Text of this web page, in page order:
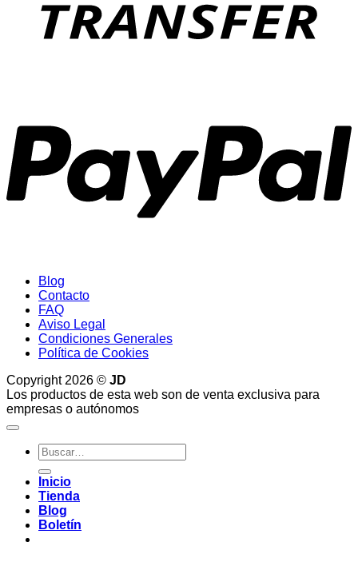
Blog
Contacto
FAQ
Aviso Legal
Condiciones Generales
Política de Cookies
Copyright 2026 © JD
Los productos de esta web son de venta exclusiva para
empresas o autónomos
Buscar
por:
Inicio
Tienda
Blog
Boletín